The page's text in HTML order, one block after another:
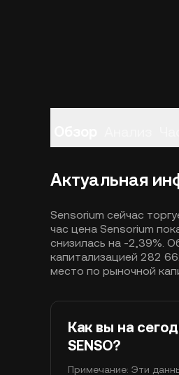
Актуальная
Sensorium сейчас
час цена Sensorium
снизилась на -2,39%.
капитализацией 282
место по рыночной
Как вы на
SENSO?
Примечание: Эти